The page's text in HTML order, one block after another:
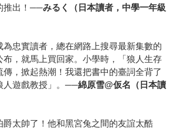
出！ ──みるく（日本讀者，中學一年級
忠實讀者，總在網路上搜尋最新集數的
布，就馬上買回家。小學時，「狼人生存
，掀起熱潮！我還把書中的臺詞全背了
人遊戲教授」。──綿原雪@仮名（日本讀
太帥了！他和黑宮兔之間的友誼太酷